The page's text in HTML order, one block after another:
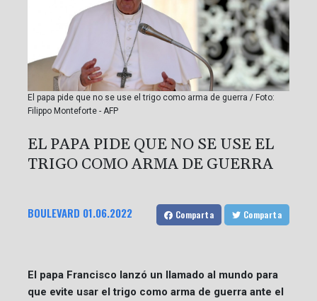
El papa pide que no se use el trigo como arma de guerra / Foto:
Filippo Monteforte - AFP
EL PAPA PIDE QUE NO SE USE EL
TRIGO COMO ARMA DE GUERRA
BOULEVARD 01.06.2022 Comparta Comparta
El papa Francisco lanzó un llamado al mundo para
que evite usar el trigo como arma de guerra ante el